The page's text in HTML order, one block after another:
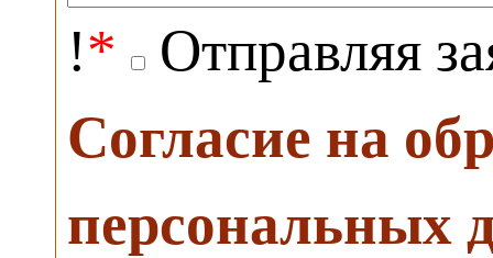
!*
Отправляя
Согласие на
персональных